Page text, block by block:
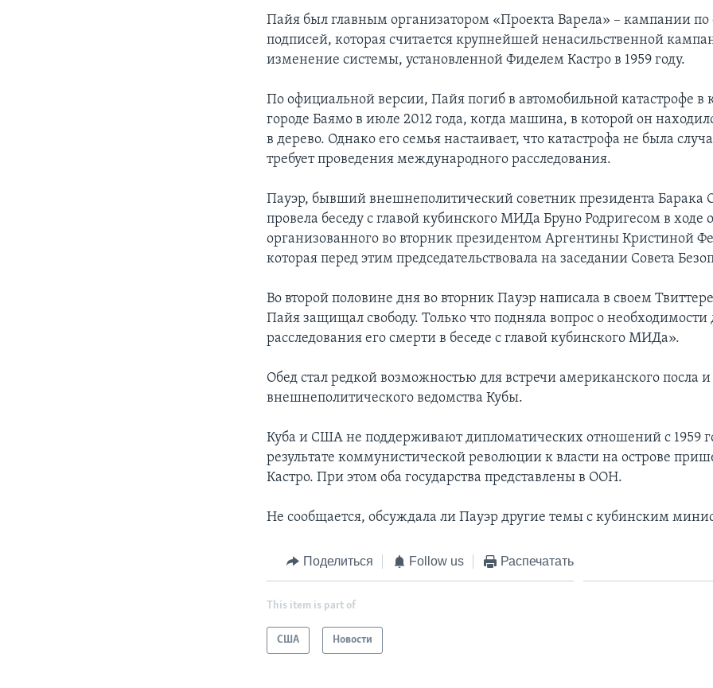
Пайя был главным организатором «Проекта Варела» – кампании по
подписей, которая считается крупнейшей ненасильственной
изменение системы, установленной Фиделем Кастро в 1959 году.
По официальной версии, Пайя погиб в автомобильной катастрофе в
городе Баямо в июле 2012 года, когда машина, в которой он
в дерево. Однако его семья настаивает, что катастрофа не была
требует проведения международного расследования.
Пауэр, бывший внешнеполитический советник президента Барака
провела беседу с главой кубинского МИДа Бруно Родригесом в ходе
организованного во вторник президентом Аргентины Кристиной
которая перед этим председательствовала на заседании Совета
Во второй половине дня во вторник Пауэр написала в своем
Пайя защищал свободу. Только что подняла вопрос о необходимости
расследования его смерти в беседе с главой кубинского МИДа».
Обед стал редкой возможностью для встречи американского посла
внешнеполитического ведомства Кубы.
Куба и США не поддерживают дипломатических отношений с 1959
результате коммунистической революции к власти на острове
Кастро. При этом оба государства представлены в ООН.
Не сообщается, обсуждала ли Пауэр другие темы с кубинским
Поделиться Follow us Распечатать
This item is part of
США Новости